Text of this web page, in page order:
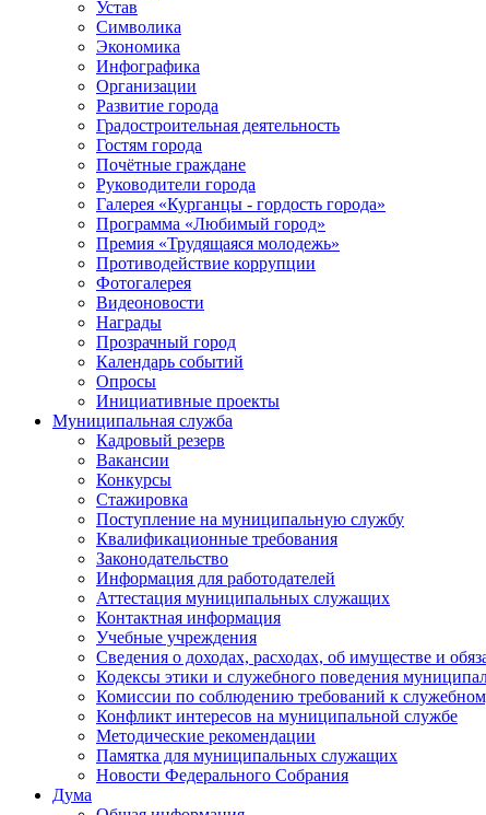
Устав
Символика
Экономика
Инфографика
Организации
Развитие города
Градостроительная деятельность
Гостям города
Почётные граждане
Руководители города
Галерея «Курганцы - гордость города»
Программа «Любимый город»
Премия «Трудящаяся молодежь»
Противодействие коррупции
Фотогалерея
Видеоновости
Награды
Прозрачный город
Календарь событий
Опросы
Инициативные проекты
Муниципальная служба
Кадровый резерв
Вакансии
Конкурсы
Стажировка
Поступление на муниципальную службу
Квалификационные требования
Законодательство
Информация для работодателей
Аттестация муниципальных служащих
Контактная информация
Учебные учреждения
Сведения о доходах, расходах, об имуществе и
Кодексы этики и служебного поведения
Комиссии по соблюдению требований к
Конфликт интересов на муниципальной службе
Методические рекомендации
Памятка для муниципальных служащих
Новости Федерального Cобрания
Дума